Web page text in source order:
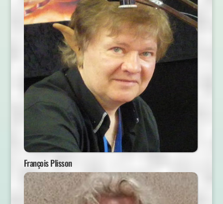
François Plisson